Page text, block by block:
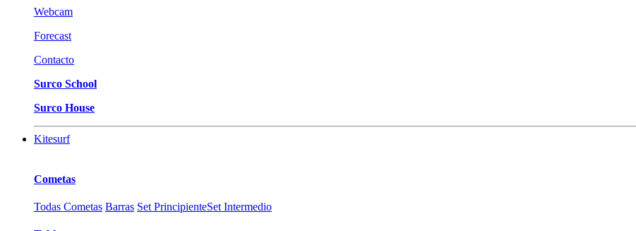
Webcam
Forecast
Contacto
Surco School
Surco House
Kitesurf
Cometas
Todas Cometas Barras Set PrincipienteSet Intermedio